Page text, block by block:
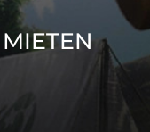
MIETEN